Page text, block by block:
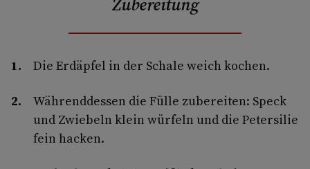
Die Erdäpfel in der Schale weich kochen.
Währenddessen die Fülle zubereiten: Speck
und Zwiebeln klein würfeln und die Petersilie
fein hacken.